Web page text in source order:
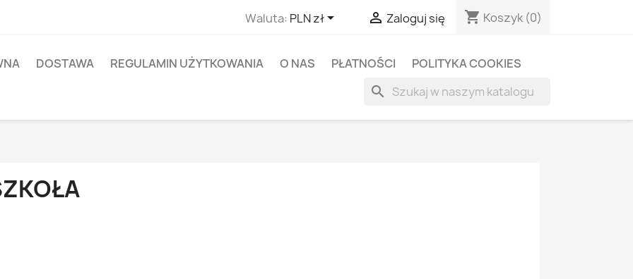
Waluta: PLN zł  Zaloguj się shopping_cart Koszyk (0)
DOSTAWA REGULAMIN UŻYTKOWANIA O NAS PŁATNOŚCI POLITYKA COOKIES
search